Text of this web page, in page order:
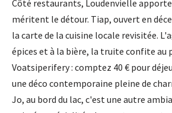
Côté restaurants, Loudenvielle apporte
méritent le détour. Tiap, ouvert en
la carte de la cuisine locale revisitée.
épices et à la bière, la truite confite au
Voatsiperifery : comptez 40 € pour
une déco contemporaine pleine de
Jo, au bord du lac, c'est une autre